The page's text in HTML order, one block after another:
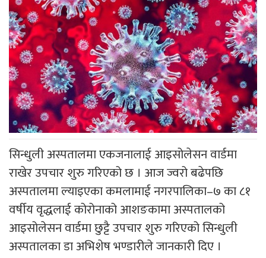
सिन्धुली अस्पतालमा एकजनालाई आइसोलेसन वार्डमा
राखेर उपचार शुरु गरिएको छ । आज ज्वरो बढेपछि
अस्पतालमा ल्याइएका कमलामाई नगरपालिका–७ का ८१
वर्षीय वृद्धलाई कोरोनाको आशङकामा अस्पतालको
आइसोलेसन वार्डमा छुट्टै उपचार शुरु गरिएको सिन्धुली
अस्पतालका डा अभिशेष भण्डारीले जानकारी दिए ।